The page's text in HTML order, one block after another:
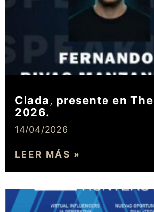
Clada, presente en
2026.
14/04/2026
LEER MÁS »